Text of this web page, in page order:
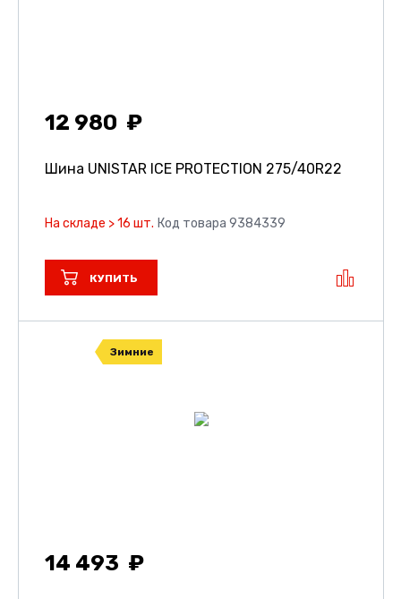
12 980
Шина UNISTAR ICE PROTECTION 275/40R22
На складе > 16 шт. Код товара 9384339
КУПИТЬ
Зимние
14 493